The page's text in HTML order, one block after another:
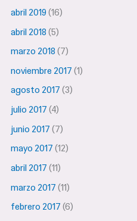
abril 2019 (16)
abril 2018 (5)
marzo 2018 (7)
noviembre 2017 (1)
agosto 2017 (3)
julio 2017 (4)
junio 2017 (7)
mayo 2017 (12)
abril 2017 (11)
marzo 2017 (11)
febrero 2017 (6)